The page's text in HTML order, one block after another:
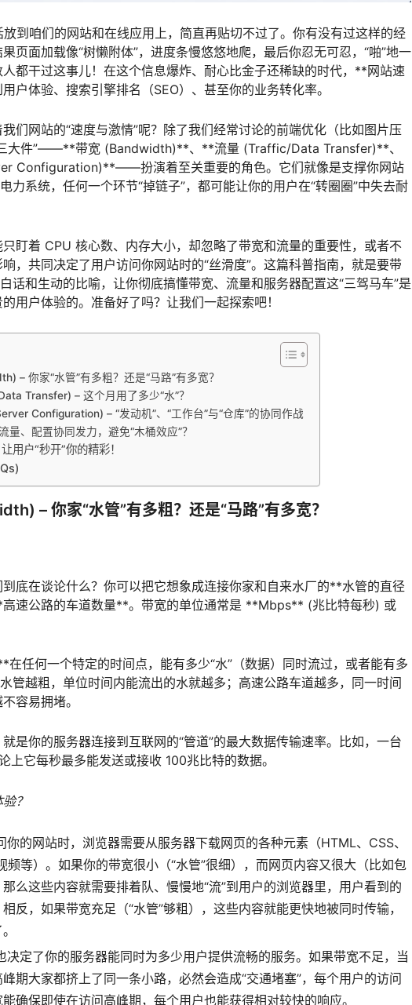
到咱们的网站和在线应用上，简直再贴切不过了。你有没有过这样的经
页面加载像“树懒附体”，进度条慢悠悠地爬，最后你忍无可忍，“啪”地一
都干过这事儿！在这个信息爆炸、耐心比金子还稀缺的时代，**网站速
户体验、搜索引擎排名（SEO）、甚至你的业务转化率。
们网站的“速度与激情”呢？除了我们经常讨论的前端优化（比如图片压
大件”——**带宽 (Bandwidth)**、**流量 (Traffic/Data Transfer)**、
Configuration)**——扮演着至关重要的角色。它们就像是支撑你网站
力系统，任何一个环节“掉链子”，都可能让你的用户在“转圈圈”中失去耐
盯着 CPU 核心数、内存大小，却忽略了带宽和流量的重要性，或者不
，共同决定了用户访问你网站时的“丝滑度”。这篇科普指南，就是要带
话和生动的比喻，让你彻底搞懂带宽、流量和服务器配置这“三驾马车”是
用户体验的。准备好了吗？让我们一起探索吧！
– 你家“水管”有多粗？还是“马路”有多宽？
Transfer) – 这个月用了多少“水”？
Configuration) – “发动机”、“工作台”与“仓库”的协同作战
量、配置协同发力，避免“木桶效应”？
用户“秒开”你的精彩！
– 你家“水管”有多粗？还是“马路”有多宽？
底在谈论什么？你可以把它想象成连接你家和自来水厂的**水管的直径
速公路的车道数量**。带宽的单位通常是 **Mbps** (兆比特每秒) 或
在任何一个特定的时间点，能有多少“水”（数据）同时流过，或者能有多
管越粗，单位时间内能流出的水就越多；高速公路车道越多，同一时间
容易拥堵。
是你的服务器连接到互联网的“管道”的最大数据传输速率。比如，一台
它每秒最多能发送或接收 100兆比特的数据。
？
你的网站时，浏览器需要从服务器下载网页的各种元素（HTML、CSS、
等）。如果你的带宽很小（“水管”很细），而网页内容又很大（比如包
么这些内容就需要排着队、慢慢地“流”到用户的浏览器里，用户看到的
反，如果带宽充足（“水管”够粗），这些内容就能更快地被同时传输，
决定了你的服务器能同时为多少用户提供流畅的服务。如果带宽不足，当
期大家都挤上了同一条小路，必然会造成“交通堵塞”，每个用户的访问
确保即使在访问高峰期，每个用户也能获得相对较快的响应。